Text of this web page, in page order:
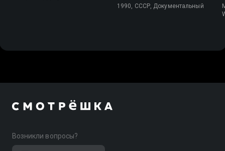
1990, СССР, Документальный
Возникли вопросы?